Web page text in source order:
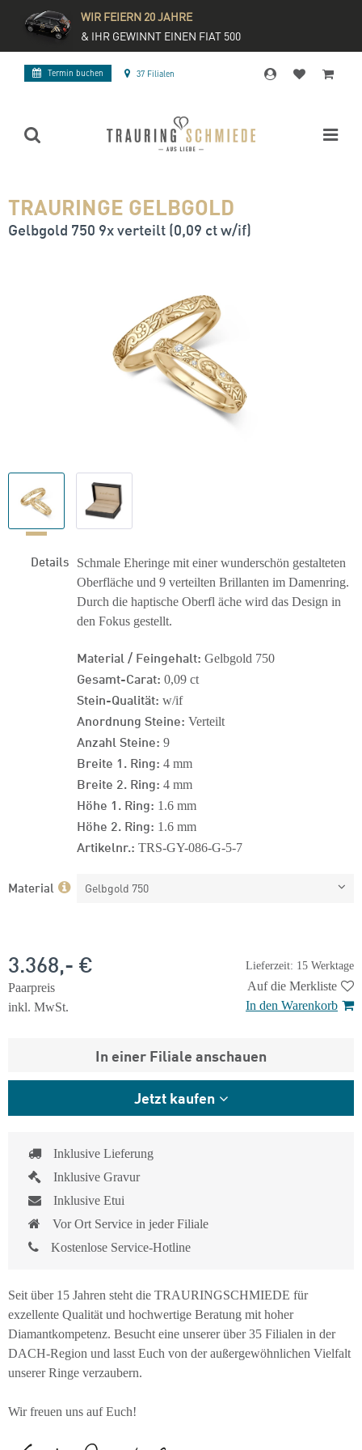
WIR FEIERN 20 JAHRE
& IHR GEWINNT EINEN FIAT 500
Termin buchen 37 Filialen
TRAURINGE GELBGOLD
Gelbgold 750 9x verteilt (0,09 ct w/if)
Details
Schmale Eheringe mit einer wunderschön gestalteten
Oberfläche und 9 verteilten Brillanten im Damenring.
Durch die haptische Oberfl äche wird das Design in
den Fokus gestellt.
Material / Feingehalt: Gelbgold 750
Gesamt-Carat: 0,09 ct
Stein-Qualität: w/if
Anordnung Steine: Verteilt
Anzahl Steine: 9
Breite 1. Ring: 4 mm
Breite 2. Ring: 4 mm
Höhe 1. Ring: 1.6 mm
Höhe 2. Ring: 1.6 mm
Artikelnr.: TRS-GY-086-G-5-7
Material Gelbgold 750
Lieferzeit: 15 Werktage
3.368,- €
Paarpreis
inkl. MwSt.
Auf die Merkliste
In den Warenkorb
In einer Filiale anschauen
Jetzt kaufen
Inklusive Lieferung
Inklusive Gravur
Inklusive Etui
Vor Ort Service in jeder Filiale
Kostenlose Service-Hotline
Seit über 15 Jahren steht die TRAURINGSCHMIEDE für
exzellente Qualität und hochwertige Beratung mit hoher
Diamantkompetenz. Besucht eine unserer über 35 Filialen in der
DACH-Region und lasst Euch von der außergewöhnlichen Vielfalt
unserer Ringe verzaubern.
Wir freuen uns auf Euch!